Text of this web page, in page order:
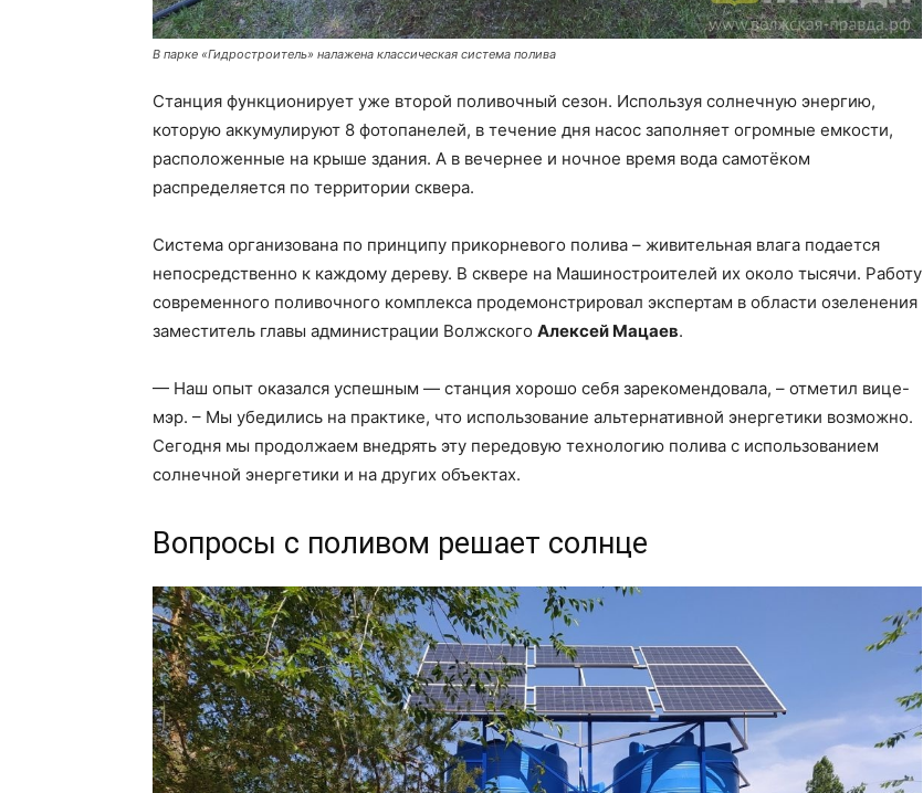
В парке «Гидростроитель» налажена классическая система полива
Станция функционирует уже второй поливочный сезон. Используя солнечную энергию,
которую аккумулируют 8 фотопанелей, в течение дня насос заполняет огромные емкости,
расположенные на крыше здания. А в вечернее и ночное время вода самотёком
распределяется по территории сквера.
Система организована по принципу прикорневого полива – живительная влага подается
непосредственно к каждому дереву. В сквере на Машиностроителей их около тысячи. Работу
современного поливочного комплекса продемонстрировал экспертам в области озеленения
заместитель главы администрации Волжского Алексей Мацаев.
— Наш опыт оказался успешным — станция хорошо себя зарекомендовала, – отметил вице-
мэр. – Мы убедились на практике, что использование альтернативной энергетики возможно.
Сегодня мы продолжаем внедрять эту передовую технологию полива с использованием
солнечной энергетики и на других объектах.
Вопросы с поливом решает солнце